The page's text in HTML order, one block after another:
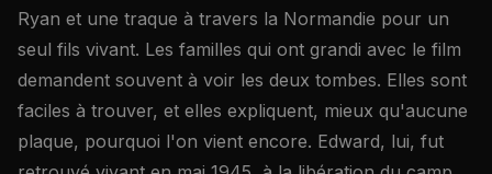
Ryan et une traque à travers la Normandie pour un
seul fils vivant. Les familles qui ont grandi avec le film
demandent souvent à voir les deux tombes. Elles sont
faciles à trouver, et elles expliquent, mieux qu'aucune
plaque, pourquoi l'on vient encore. Edward, lui, fut